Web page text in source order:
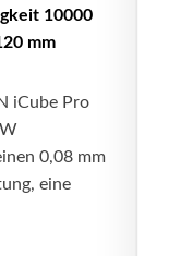
10000
mm
iCube Pro
0,08 mm
eine